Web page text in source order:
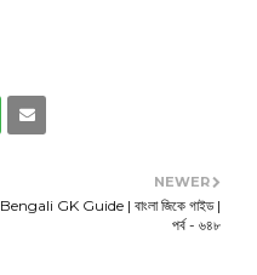
NEWER
Bengali GK Guide | বাংলা জিকে গাইড |
পর্ব - ৬৪৮